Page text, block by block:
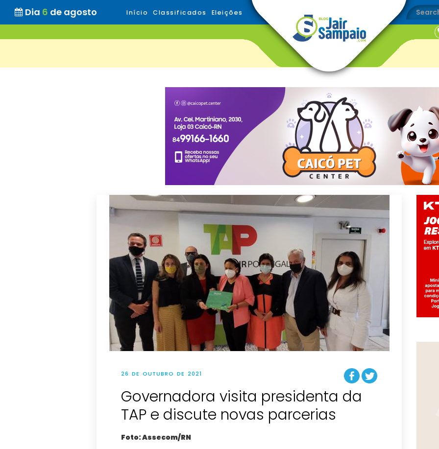
Dia 6 de agosto Início Classificados Eleições
26 DE OUTUBRO DE 2021
Governadora visita presidenta da
TAP e discute novas parcerias
Foto: Assecom/RN